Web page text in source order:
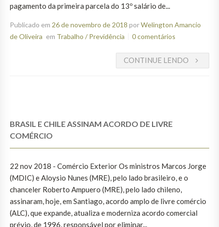
pagamento da primeira parcela do 13º salário de...
Publicado em 26 de novembro de 2018 porWelington Amancio
de Oliveira em Trabalho / Previdência 0 comentários
CONTINUE LENDO
BRASIL E CHILE ASSINAM ACORDO DE LIVRE
COMÉRCIO
22 nov 2018 - Comércio Exterior Os ministros Marcos Jorge
(MDIC) e Aloysio Nunes (MRE), pelo lado brasileiro, e o
chanceler Roberto Ampuero (MRE), pelo lado chileno,
assinaram, hoje, em Santiago, acordo amplo de livre comércio
(ALC), que expande, atualiza e moderniza acordo comercial
prévio, de 1996, responsável por eliminar...